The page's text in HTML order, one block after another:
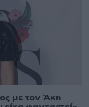
με τον Άκη